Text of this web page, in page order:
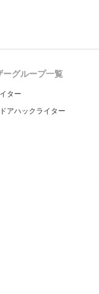
ーグループ一覧
ター
アハックライター